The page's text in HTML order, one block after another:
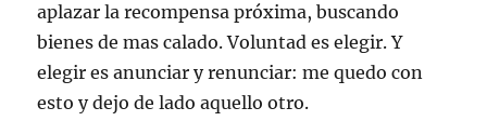
aplazar la recompensa próxima, buscando
bienes de mas calado. Voluntad es elegir. Y
elegir es anunciar y renunciar: me quedo con
esto y dejo de lado aquello otro.